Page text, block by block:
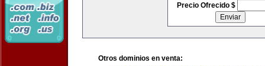
Precio Ofrecido $
Otros dominios en venta: